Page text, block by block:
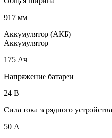
917 мм
Аккумулятор (АКБ)
Аккумулятор
175 Ач
Напряжение батареи
24 B
Сила тока зарядного устройства
50 А